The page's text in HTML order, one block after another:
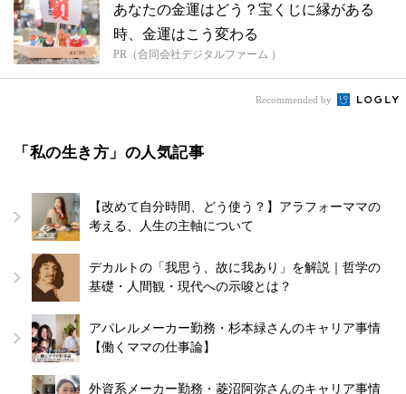
あなたの金運はどう？宝くじに縁がある
時、金運はこう変わる
PR（合同会社デジタルファーム ）
Recommended by
「私の生き方」の人気記事
【改めて自分時間、どう使う？】アラフォーママの
考える、人生の主軸について
デカルトの「我思う、故に我あり」を解説｜哲学の
基礎・人間観・現代への示唆とは？
アパレルメーカー勤務・杉本緑さんのキャリア事情
【働くママの仕事論】
外資系メーカー勤務・菱沼阿弥さんのキャリア事情